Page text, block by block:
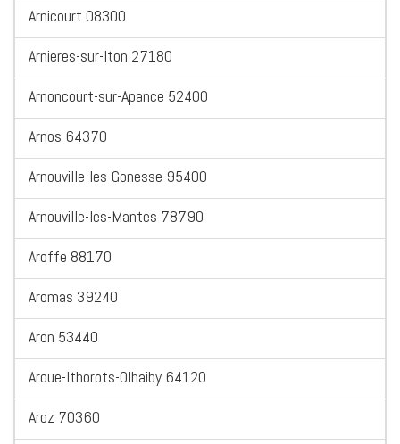
Arnicourt 08300
Arnieres-sur-Iton 27180
Arnoncourt-sur-Apance 52400
Arnos 64370
Arnouville-les-Gonesse 95400
Arnouville-les-Mantes 78790
Aroffe 88170
Aromas 39240
Aron 53440
Aroue-Ithorots-Olhaiby 64120
Aroz 70360